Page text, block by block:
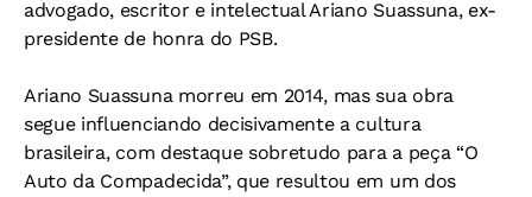
advogado, escritor e intelectual Ariano Suassuna, ex-
presidente de honra do PSB.
Ariano Suassuna morreu em 2014, mas sua obra
segue influenciando decisivamente a cultura
brasileira, com destaque sobretudo para a peça “O
Auto da Compadecida”, que resultou em um dos